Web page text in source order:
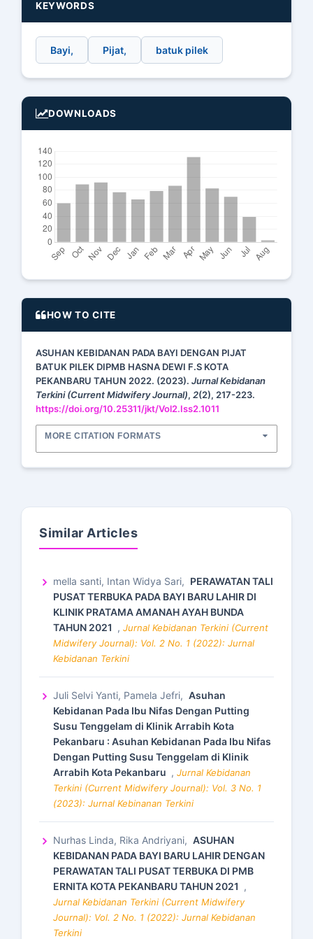
KEYWORDS
Bayi, Pijat, batuk pilek
DOWNLOADS
HOW TO CITE
ASUHAN KEBIDANAN PADA BAYI DENGAN PIJAT
BATUK PILEK DIPMB HASNA DEWI F.S KOTA
PEKANBARU TAHUN 2022. (2023). Jurnal Kebidanan
Terkini (Current Midwifery Journal), 2(2), 217-223.
https://doi.org/10.25311/jkt/Vol2.Iss2.1011
MORE CITATION FORMATS
Similar Articles
mella santi, Intan Widya Sari, PERAWATAN TALI
PUSAT TERBUKA PADA BAYI BARU LAHIR DI
KLINIK PRATAMA AMANAH AYAH BUNDA
TAHUN 2021 , Jurnal Kebidanan Terkini (Current
Midwifery Journal): Vol. 2 No. 1 (2022): Jurnal
Kebidanan Terkini
Juli Selvi Yanti, Pamela Jefri, Asuhan
Kebidanan Pada Ibu Nifas Dengan Putting
Susu Tenggelam di Klinik Arrabih Kota
Pekanbaru : Asuhan Kebidanan Pada Ibu Nifas
Dengan Putting Susu Tenggelam di Klinik
Arrabih Kota Pekanbaru , Jurnal Kebidanan
Terkini (Current Midwifery Journal): Vol. 3 No. 1
(2023): Jurnal Kebinanan Terkini
Nurhas Linda, Rika Andriyani, ASUHAN
KEBIDANAN PADA BAYI BARU LAHIR DENGAN
PERAWATAN TALI PUSAT TERBUKA DI PMB
ERNITA KOTA PEKANBARU TAHUN 2021 ,
Jurnal Kebidanan Terkini (Current Midwifery
Journal): Vol. 2 No. 1 (2022): Jurnal Kebidanan
Terkini